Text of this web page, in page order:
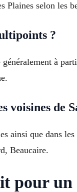
Plaines selon les
?
à
voisines de
ainsi que dans
Beaucaire.
pour